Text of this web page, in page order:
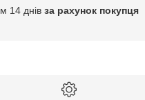
14 днів за рахунок покупця